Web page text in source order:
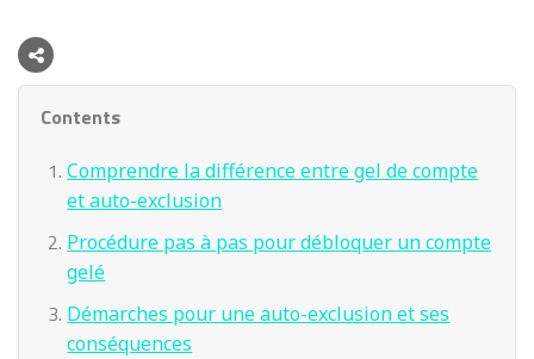
Contents
Comprendre la différence entre gel de compte
et auto-exclusion
Procédure pas à pas pour débloquer un compte
gelé
Démarches pour une auto-exclusion et ses
conséquences